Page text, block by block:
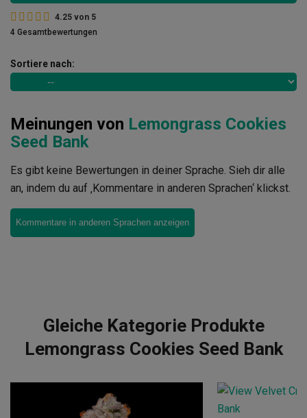
4.25 von 5
4 Gesamtbewertungen
Sortiere nach:
Meinungen von Lemongrass Cookies
Seed Bank
Es gibt keine Bewertungen in deiner Sprache. Sieh dir alle
an, indem du auf ‚Kommentare in anderen Sprachen‘ klickst.
Kommentare in anderen Sprachen anzeigen
Gleiche Kategorie Produkte
Lemongrass Cookies Seed Bank